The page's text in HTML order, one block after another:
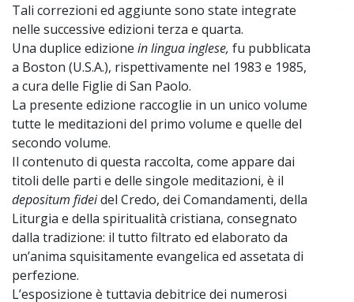
Tali correzioni ed aggiunte sono state integrate
nelle successive edizioni terza e quarta.
Una duplice edizione in lingua inglese, fu pubblicata
a Boston (U.S.A.), rispettivamente nel 1983 e 1985,
a cura delle Figlie di San Paolo.
La presente edizione raccoglie in un unico volume
tutte le meditazioni del primo volume e quelle del
secondo volume.
Il contenuto di questa raccolta, come appare dai
titoli delle parti e delle singole meditazioni, è il
depositum fideidel Credo, dei Comandamenti, della
Liturgia e della spiritualità cristiana, consegnato
dalla tradizione: il tutto filtrato ed elaborato da
un’anima squisitamente evangelica ed assetata di
perfezione.
L’esposizione è tuttavia debitrice dei numerosi